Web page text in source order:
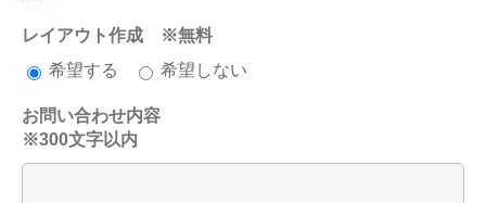
レイアウト作成 ※無料
希望する
希望しない
お問い合わせ内容
※300文字以内